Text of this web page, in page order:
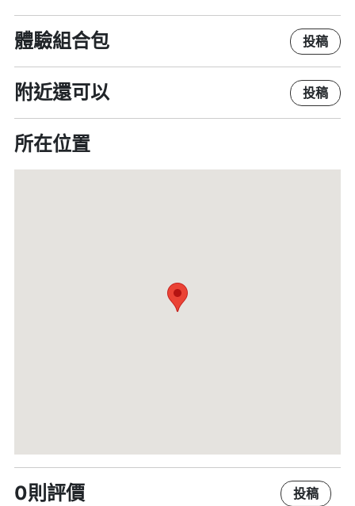
體驗組合包 投稿
附近還可以 投稿
所在位置
0則評價 投稿